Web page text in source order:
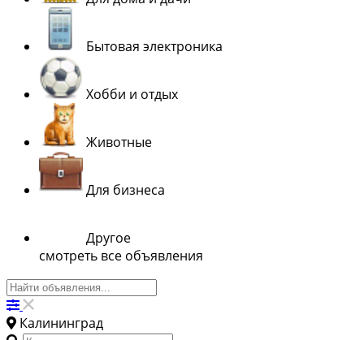
Бытовая электроника
Хобби и отдых
Животные
Для бизнеса
Другое
смотреть все объявления
Калининград